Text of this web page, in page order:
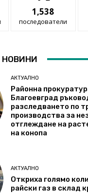
1,538
последователи
НОВИНИ
АКТУАЛНО
Районна
Благоевград
разследването по
производства за
отглеждане на
на конопа
АКТУАЛНО
Откриха голямо
райски газ в склад